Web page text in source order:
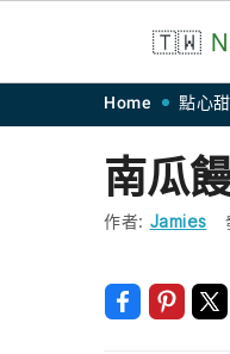
navigation
content
🇹🇼
Home 點心
南瓜
作者: Jamies